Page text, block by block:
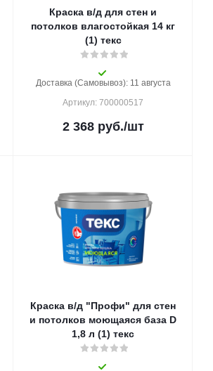
Краска в/д для стен и
потолков влагостойкая 14 кг
(1) текс
Доставка (Самовывоз): 11 августа
Артикул: 700000517
2 368руб./шт
Краска в/д "Профи" для стен
и потолков моющаяся база D
1,8 л (1) текс